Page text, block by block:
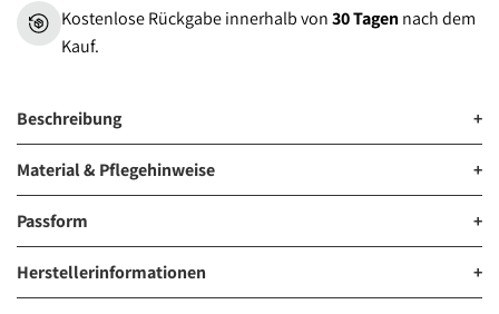
Kostenlose Rückgabe innerhalb von30 Tagennach dem
Kauf.
Beschreibung +
Material & Pflegehinweise +
Passform +
Herstellerinformationen +